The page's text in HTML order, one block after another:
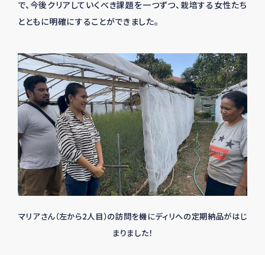
で、今後クリアしていくべき課題を一つずつ、栽培する女性たち
とともに明確にすることができました。
マリアさん（左から2人目）の訪問を機にディリへの定期納品がはじ
まりました！